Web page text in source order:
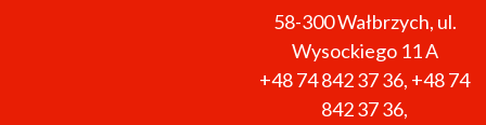
58-300Wałbrzych, ul.
Wysockiego 11 A
+48 74 842 37 36, +48 74
842 37 36,